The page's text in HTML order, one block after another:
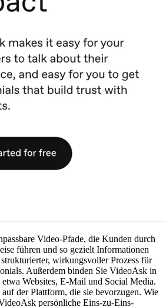
Video-Pfade, die Kunden durch
führen und so gezielt Informationen
wirkungsvoller Prozess für
Außerdem binden Sie VideoAsk in
Websites, E-Mail und Social Media.
der Plattform, die sie bevorzugen. Wie
persönliche Eins-zu-Eins-